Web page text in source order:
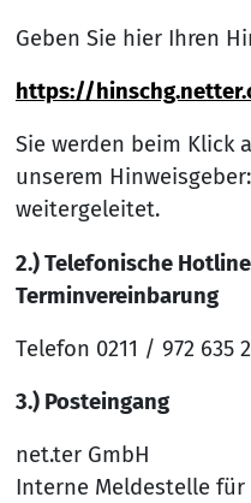
Geben Sie hier Ihren
https://
Sie werden beim Klick
unserem
weitergeleitet.
2.) Telefonische
Terminvereinbarung
Telefon 0211 / 972 635
3.) Posteingang
net.ter GmbH
Interne Meldestelle für